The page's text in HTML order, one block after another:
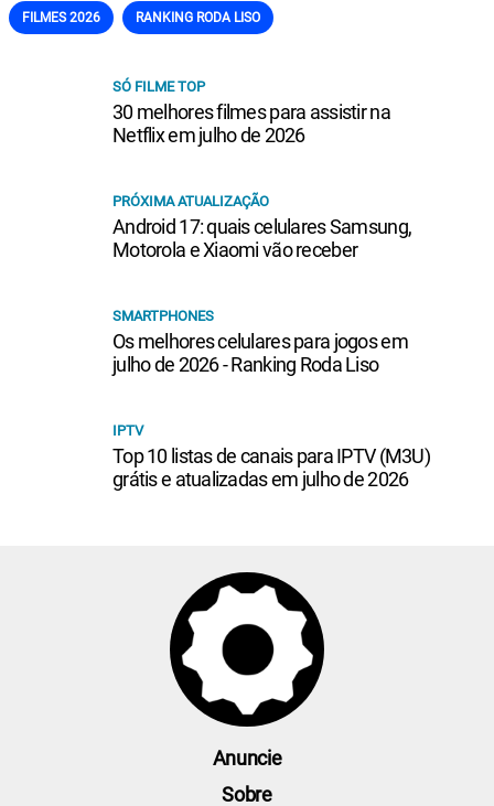
FILMES 2026 RANKING RODA LISO
SÓ FILME TOP
30 melhores filmes para assistir na
Netflix em julho de 2026
PRÓXIMA ATUALIZAÇÃO
Android 17: quais celulares Samsung,
Motorola e Xiaomi vão receber
SMARTPHONES
Os melhores celulares para jogos em
julho de 2026 - Ranking Roda Liso
IPTV
Top 10 listas de canais para IPTV (M3U)
grátis e atualizadas em julho de 2026
Anuncie
Sobre